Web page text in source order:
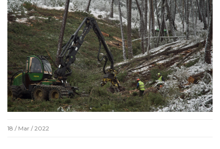
18 / Mar / 2022